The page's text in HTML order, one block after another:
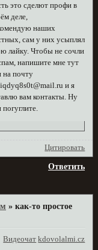
это сделют профи в
деле,
наших
сам у них усыплял
лайку. Чтобы не сочли
напишите мне тут
на почту
и я
вам контакты. Ну
погуглите.
Цитировать
Ответить
»как-то простое
Видеочат kdovolalmi.cz